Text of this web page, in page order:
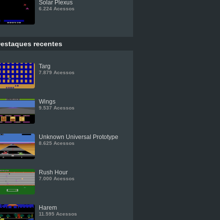
Solar Plexus
6.224 Acessos
recentes
Targ
7.879 Acessos
Wings
9.537 Acessos
Unknown Universal Prototype
8.625 Acessos
Rush Hour
7.000 Acessos
Harem
11.595 Acessos